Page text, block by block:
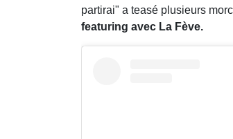
partirai" a teasé plusieurs
featuring avec La Fève.